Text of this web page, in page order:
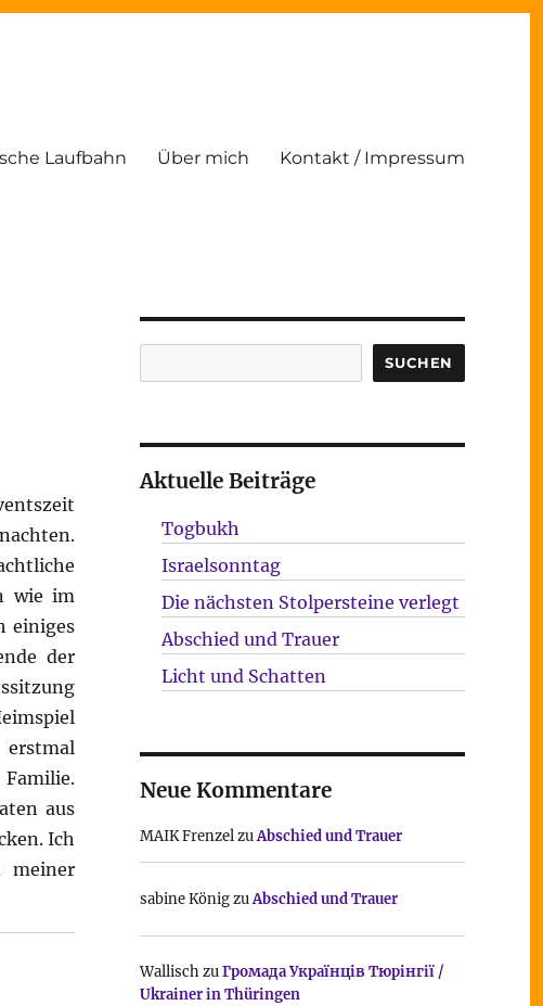
Laufbahn Über mich Kontakt / Impressum
wie im
einiges
der
aus
Ich
meiner
SUCHEN
Aktuelle Beiträge
Togbukh
Israelsonntag
Die nächsten Stolpersteine verlegt
Abschied und Trauer
Licht und Schatten
Neue Kommentare
MAIK FrenzelzuAbschied und Trauer
sabine KönigzuAbschied und Trauer
WallischzuГромада Українців Тюрінгії /
Ukrainer in Thüringen